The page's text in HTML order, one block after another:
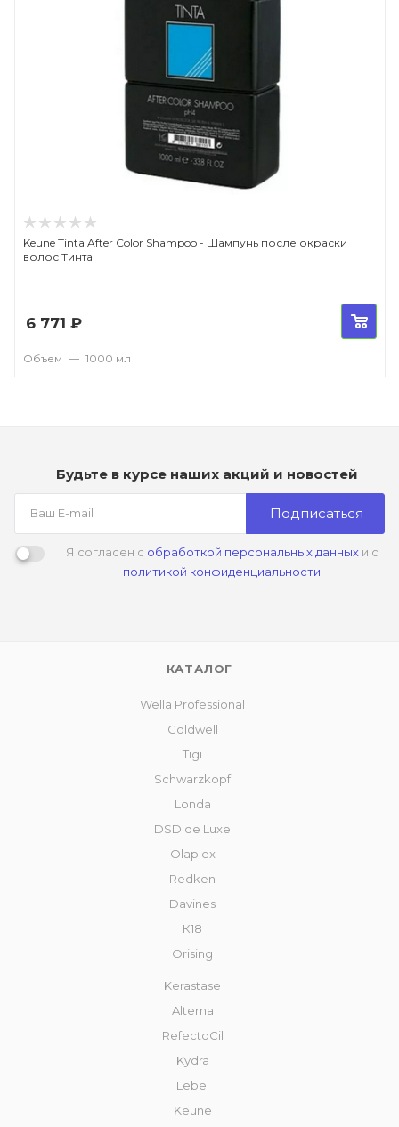
Keune Tinta After Color Shampoo - Шампунь после окраски
волос Тинта
6 771 ₽
Объем — 1000 мл
Будьте в курсе наших акций и новостей
Подписаться
Я согласен с обработкой персональных данныхи с
политикой конфиденциальности
КАТАЛОГ
Wella Professional
Goldwell
Tigi
Schwarzkopf
Londa
DSD de Luxe
Olaplex
Redken
Davines
К18
Orising
Kerastase
Alterna
RefectoCil
Kydra
Lebel
Keune